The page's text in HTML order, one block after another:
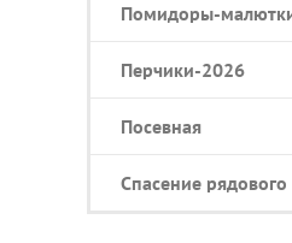
Помидоры-
Перчики-2026
Посевная
Спасение рядового